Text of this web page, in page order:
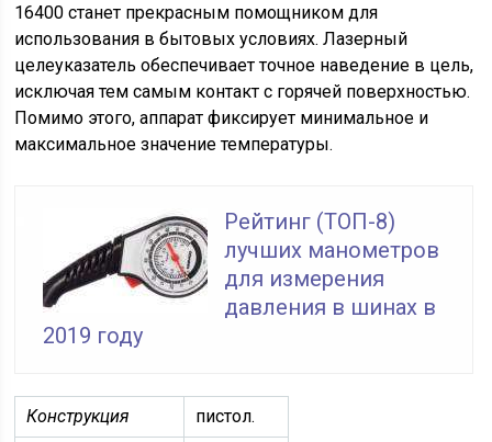
16400 станет прекрасным помощником для
использования в бытовых условиях. Лазерный
целеуказатель обеспечивает точное наведение в цель,
исключая тем самым контакт с горячей поверхностью.
Помимо этого, аппарат фиксирует минимальное и
максимальное значение температуры.
Рейтинг (ТОП-8)
лучших манометров
для измерения
давления в шинах в
2019 году
Конструкция пистол.